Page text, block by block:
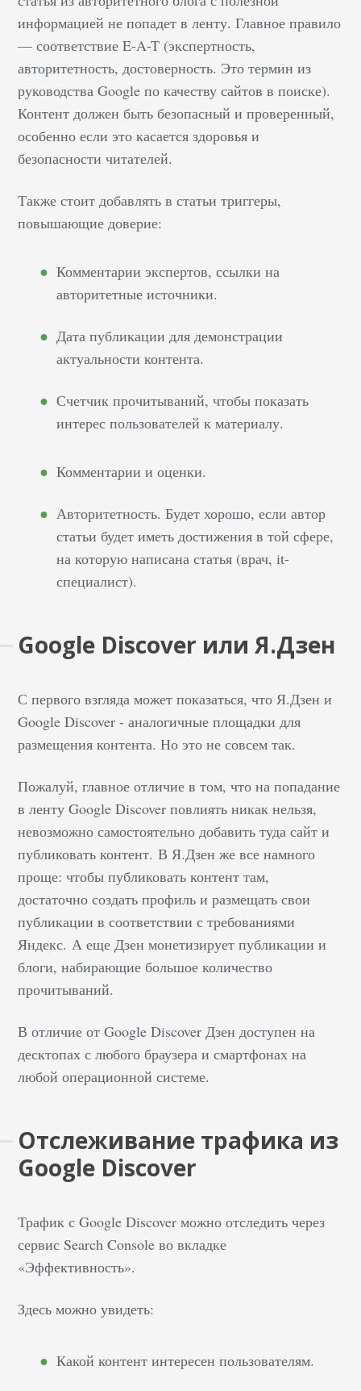
стандарт. Что такое
Google-AMP По
статистике, общий
трафик с мобильных
устройств уже
превысил десктопный
трафик с персональных
пользователей
Технология AMP-
страниц представляет
версии обычных веб-
страниц. Они быстрее
мобильных
устройствах.
основной контент
аудиоматериалы,
видео), а основная
часть
информацией не попадет в ленту. Главное правило
— соответствие E-A-T (экспертность,
авторитетность, достоверность. Это термин из
руководства Google по качеству сайтов в поиске).
Контент должен быть безопасный и проверенный,
особенно если это касается здоровья и
безопасности читателей.
Также стоит добавлять в статьи триггеры,
повышающие доверие:
Комментарии экспертов, ссылки на
авторитетные источники.
Дата публикации для демонстрации
актуальности контента.
Счетчик прочитываний, чтобы показать
интерес пользователей к материалу.
Комментарии и оценки.
Авторитетность. Будет хорошо, если автор
статьи будет иметь достижения в той сфере,
на которую написана статья (врач, it-
специалист).
Google Discover или Я.Дзен
С первого взгляда может показаться, что Я.Дзен и
Google Discover - аналогичные площадки для
размещения контента. Но это не совсем так.
Пожалуй, главное отличие в том, что на попадание
в ленту Google Discover повлиять никак нельзя,
невозможно самостоятельно добавить туда сайт и
публиковать контент.В Я.Дзен же все намного
проще: чтобы публиковать контент там,
достаточно создать профиль и размещать свои
публикации в соответствии с требованиями
Яндекс. А еще Дзен монетизирует публикации и
блоги, набирающие большое количество
прочитываний.
В отличие от Google Discover Дзен доступен на
десктопах с любого браузера и смартфонах на
любой операционной системе.
Отслеживание трафика из
Google Discover
Трафик с Google Discover можно отследить через
сервис Search Console во вкладке
«Эффективность».
Здесь можно увидеть:
Какой контент интересен пользователям.